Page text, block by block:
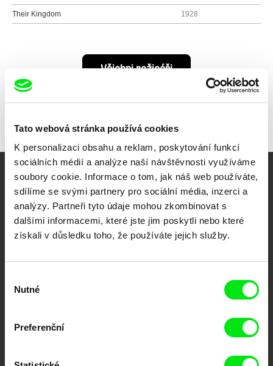
Tato webová stránka používá cookies
K personalizaci obsahu a reklam, poskytování funkcí
sociálních médií a analýze naší návštěvnosti využíváme
soubory cookie. Informace o tom, jak náš web používáte,
sdílíme se svými partnery pro sociální média, inzerci a
analýzy. Partneři tyto údaje mohou zkombinovat s
dalšími informacemi, které jste jim poskytli nebo které
získali v důsledku toho, že používáte jejich služby.
souhlasu
Nutné
Preferenční
Their Kingdom 1928
Všichni režiséři
Vaše online
dokumentární kino
Nové festivalové filmy
Portál DAFilms.cz je výsledkem tvůrčí spolupráce 7 klíčových evropských
festivalů dokumentárního filmu sdružených do Doc Alliance. Naším cílem je